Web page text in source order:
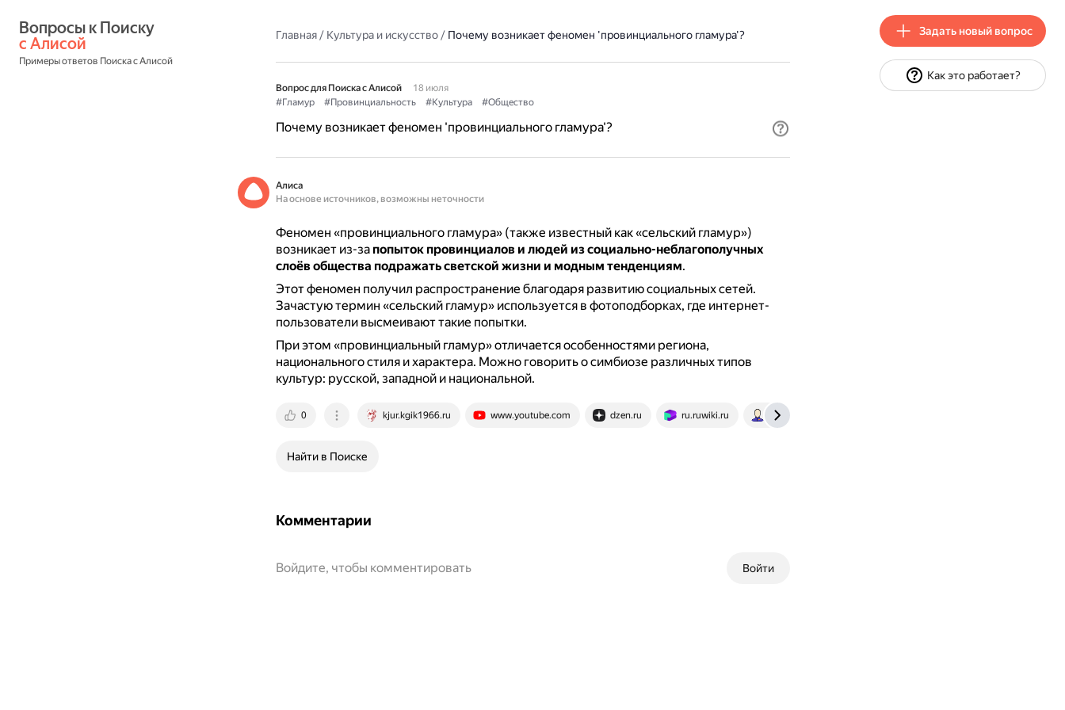
с Алисой
Примеры ответов Поиска с Алисой
Главная/ Культура и искусство/ Почему возникает феномен 'провинциального гламура'?
Вопрос для Поиска с Алисой
18 июля
#Гламур
#Провинциальность #Культура #Общество
Почему возникает феномен 'провинциального гламура'?
Алиса
На основе источников, возможны неточности
Феномен «провинциального гламура» (также известный как «сельский гламур»)
возникает из-за попыток провинциалов и людей из социально-неблагополучных
слоёв общества подражать светской жизни и модным тенденциям.
Этот феномен получил распространение благодаря развитию социальных сетей.
Зачастую термин «сельский гламур» используется в фотоподборках, где интернет-
пользователи высмеивают такие попытки.
При этом «провинциальный гламур» отличается особенностями региона,
национального стиля и характера. Можно говорить о симбиозе различных типов
культур: русской, западной и национальной.
0 kjur.kgik1966.ru www.youtube.com dzen.ru ru.ruwiki.ru lisicastyle.livejournal.com
Найти в Поиске
Комментарии
Войти
Войдите, чтобы комментировать
Задать новый вопрос
Как это работает?